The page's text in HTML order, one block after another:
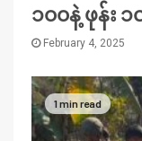
၁၀၀နဲ့ ဖုန်း ၁
February 4, 2025
1 min read